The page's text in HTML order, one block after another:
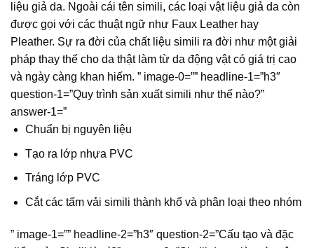
liệu giả da. Ngoài cái tên simili, các loại vật liệu giả da còn
được gọi với các thuật ngữ như Faux Leather hay
Pleather. Sự ra đời của chất liệu simili ra đời như một giải
pháp thay thế cho da thật làm từ da động vật có giá trị cao
và ngày càng khan hiếm. ” image-0=”” headline-1=”h3″
question-1=”Quy trình sản xuất simili như thế nào?”
answer-1=”
Chuẩn bị nguyên liệu
Tạo ra lớp nhựa PVC
Tráng lớp PVC
Cắt các tấm vải simili thành khổ và phân loại theo nhóm
” image-1=”” headline-2=”h3″ question-2=”Cấu tạo và đặc